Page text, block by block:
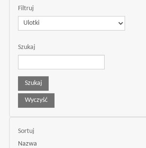
Filtruj
Szukaj
Sortuj
Nazwa